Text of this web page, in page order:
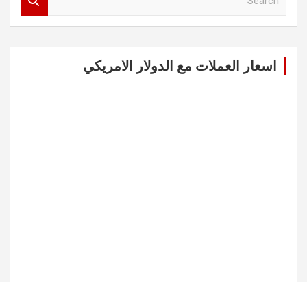
اسعار العملات مع الدولار الامريكي